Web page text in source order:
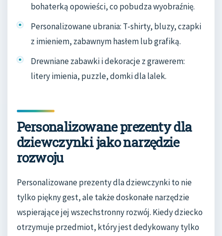
bohaterką opowieści, co pobudza wyobraźnię.
Personalizowane ubrania: T-shirty, bluzy, czapki
z imieniem, zabawnym hasłem lub grafiką.
Drewniane zabawki i dekoracje z grawerem:
litery imienia, puzzle, domki dla lalek.
Personalizowane prezenty dla
dziewczynki jako narzędzie
rozwoju
Personalizowane prezenty dla dziewczynki to nie
tylko piękny gest, ale także doskonałe narzędzie
wspierające jej wszechstronny rozwój. Kiedy dziecko
otrzymuje przedmiot, który jest dedykowany tylko